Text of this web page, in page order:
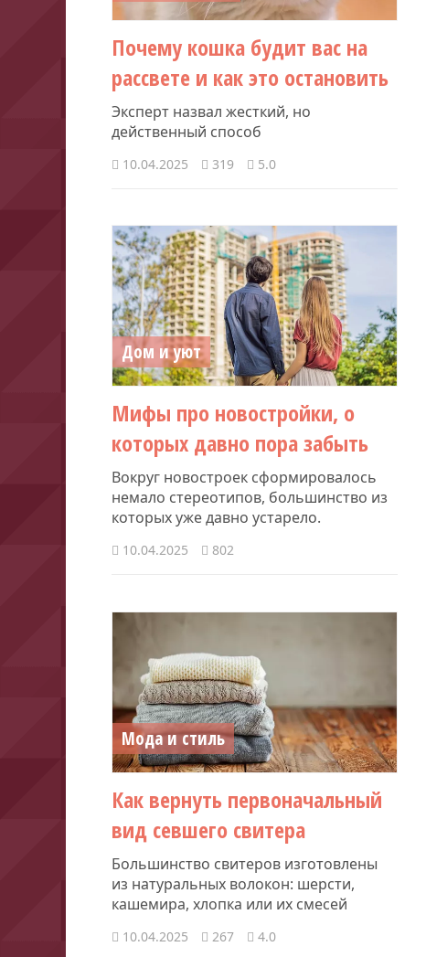
Почему кошка будит вас на
рассвете и как это остановить
Эксперт назвал жесткий, но
действенный способ
10.04.2025 319 5.0
Дом и уют
Мифы про новостройки, о
которых давно пора забыть
Вокруг новостроек сформировалось
немало стереотипов, большинство из
которых уже давно устарело.
10.04.2025 802
Мода и стиль
Как вернуть первоначальный
вид севшего свитера
Большинство свитеров изготовлены
из натуральных волокон: шерсти,
кашемира, хлопка или их смесей
10.04.2025 267 4.0